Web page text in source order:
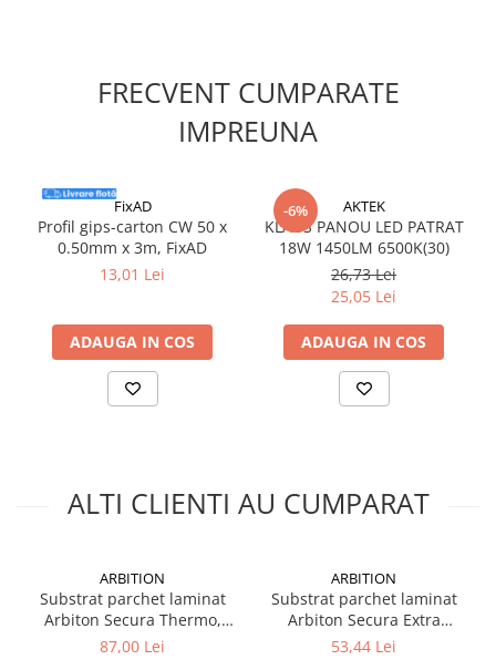
Plinta si accesorii
Benzi adezive
Tencuieli decorative si vopsele
Vopsele speciale si spray vopsea
Chituri pentru rosturi
zugravit
Unelte pentru gresie si faianta
Folii acoperis
Prize, intrerupatoare si stechere
Intrerupatoare
FRECVENT CUMPARATE
IMPREUNA
FixAD
Profil gips-carton CW 50 x
0.50mm x 3m, FixAD
13,01 Lei
ADAUGA IN COS
-6% AKTEK
KLAUS PANOU LED PATRAT
18W 1450LM 6500K(30)
26,73 Lei
25,05 Lei
ADAUGA IN COS
ALTI CLIENTI AU CUMPARAT
ARBITION
Substrat parchet laminat
Arbiton Secura Thermo,
polistiren extrudat, grosime
87,00 Lei
ARBITION
Substrat parchet laminat
Arbiton Secura Extra
AquaStop Smart 3 in 1,
53,44 Lei